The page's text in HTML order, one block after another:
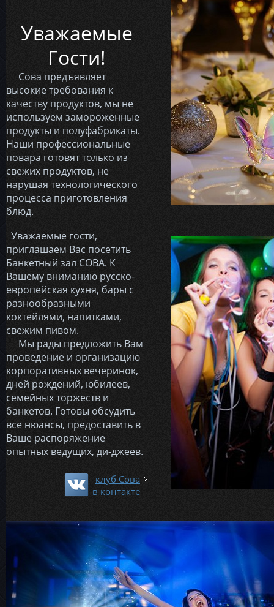
Уважаемые
Гости!
Сова предъявляет
высокие требования к
качеству продуктов, мы не
используем замороженные
продукты и полуфабрикаты.
Наши профессиональные
повара готовят только из
свежих продуктов, не
нарушая технологического
процесса приготовления
блюд.
Уважаемые гости,
приглашаем Вас посетить
Банкетный зал СОВА. К
Вашему вниманию русско-
европейская кухня, бары с
разнообразными
коктейлями, напитками,
свежим пивом.
Мы рады предложить Вам
проведение и организацию
корпоративных вечеринок,
дней рождений, юбилеев,
семейных торжеств и
банкетов. Готовы обсудить
все нюансы, предоставить в
Ваше распоряжение
опытных ведущих, ди-джеев.
клуб Сова
в контакте